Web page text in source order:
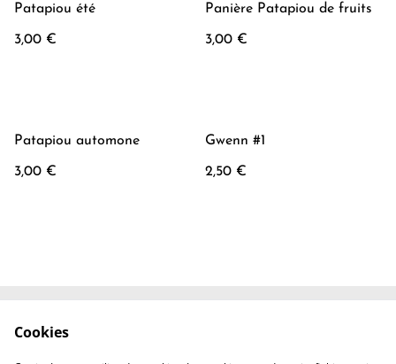
Patapiou été
3,00 €
Panière Patapiou de fruits
3,00 €
Patapiou automone
3,00 €
Gwenn #1
2,50 €
Cookies